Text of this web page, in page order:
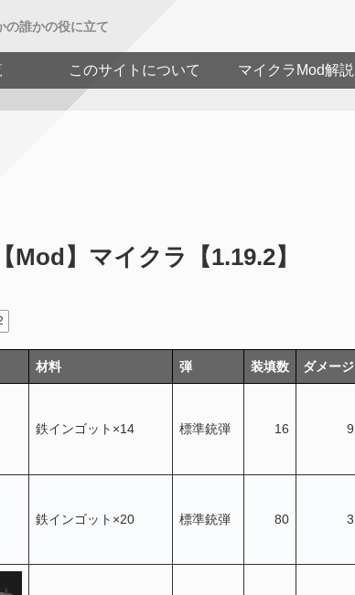
の誰かの役に立て
このサイトについて マイクラMod解説
】マイクラ【1.19.2】
材料 弾 装填数 ダメージ
鉄インゴット×14 標準銃弾 16 9
鉄インゴット×20 標準銃弾 80 3